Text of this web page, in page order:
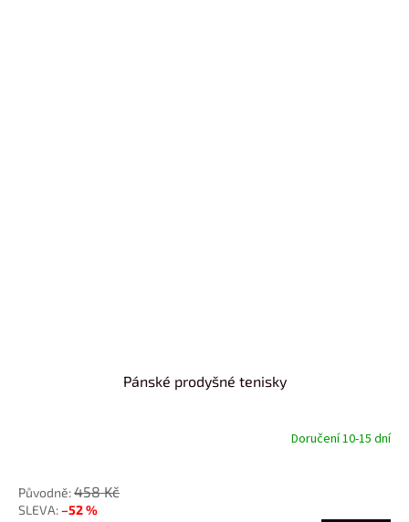
Pánské prodyšné tenisky
Doručení 10-15 dní
458 Kč
–52 %